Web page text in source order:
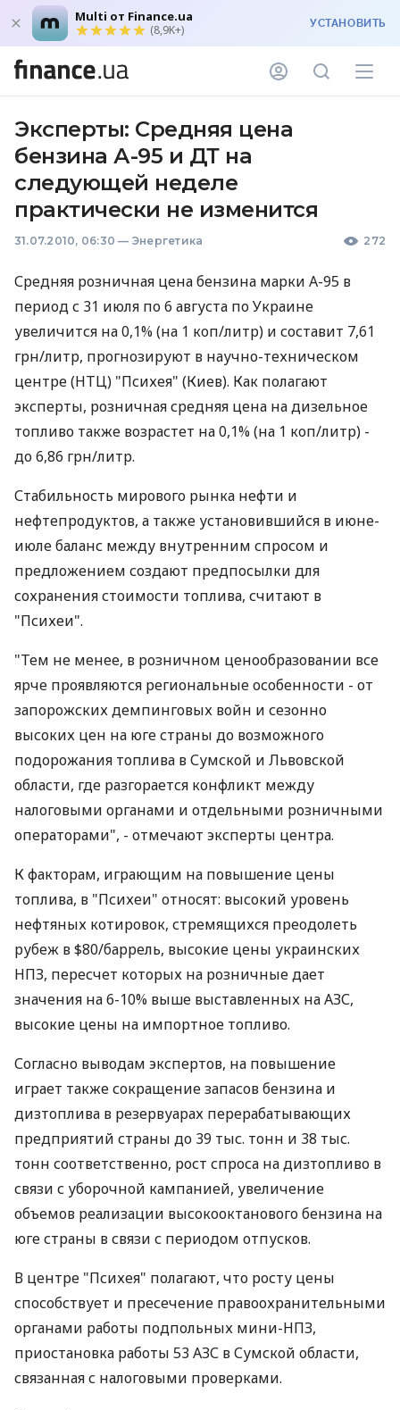
Multi от Finance.ua
(8,9K+) УСТАНОВИТЬ
Эксперты: Средняя цена
бензина А-95 и ДТ на
следующей неделе
практически не изменится
31.07.2010, 06:30 — Энергетика 272
Средняя розничная цена бензина марки А-95 в
период с 31 июля по 6 августа по Украине
увеличится на 0,1% (на 1 коп/литр) и составит 7,61
грн/литр, прогнозируют в научно-техническом
центре (НТЦ) "Психея" (Киев). Как полагают
эксперты, розничная средняя цена на дизельное
топливо также возрастет на 0,1% (на 1 коп/литр) -
до 6,86 грн/литр.
Стабильность мирового рынка нефти и
нефтепродуктов, а также установившийся в июне-
июле баланс между внутренним спросом и
предложением создают предпосылки для
сохранения стоимости топлива, считают в
"Психеи".
"Тем не менее, в розничном ценообразовании все
ярче проявляются региональные особенности - от
запорожских демпинговых войн и сезонно
высоких цен на юге страны до возможного
подорожания топлива в Сумской и Львовской
области, где разгорается конфликт между
налоговыми органами и отдельными розничными
операторами", - отмечают эксперты центра.
К факторам, играющим на повышение цены
топлива, в "Психеи" относят: высокий уровень
нефтяных котировок, стремящихся преодолеть
рубеж в $80/баррель, высокие цены украинских
НПЗ, пересчет которых на розничные дает
значения на 6-10% выше выставленных на АЗС,
высокие цены на импортное топливо.
Согласно выводам экспертов, на повышение
играет также сокращение запасов бензина и
дизтоплива в резервуарах перерабатывающих
предприятий страны до 39 тыс. тонн и 38 тыс.
тонн соответственно, рост спроса на дизтопливо в
связи с уборочной кампанией, увеличение
объемов реализации высокооктанового бензина на
юге страны в связи с периодом отпусков.
В центре "Психея" полагают, что росту цены
способствует и пресечение правоохранительными
органами работы подпольных мини-НПЗ,
приостановка работы 53 АЗС в Сумской области,
связанная с налоговыми проверками.